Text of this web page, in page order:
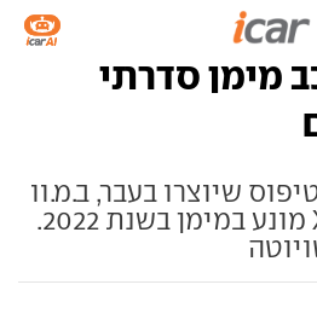
מימן סדרתי
שיוצרו בעבר, ב.מ.וו
מבטיחה לשווק X5 מונע במימן בשנת 2022.